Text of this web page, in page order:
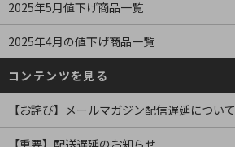
2025年5月値下げ商品一覧
2025年4月の値下げ商品一覧
コンテンツを見る
【お詫び】メールマガジン配信遅延について